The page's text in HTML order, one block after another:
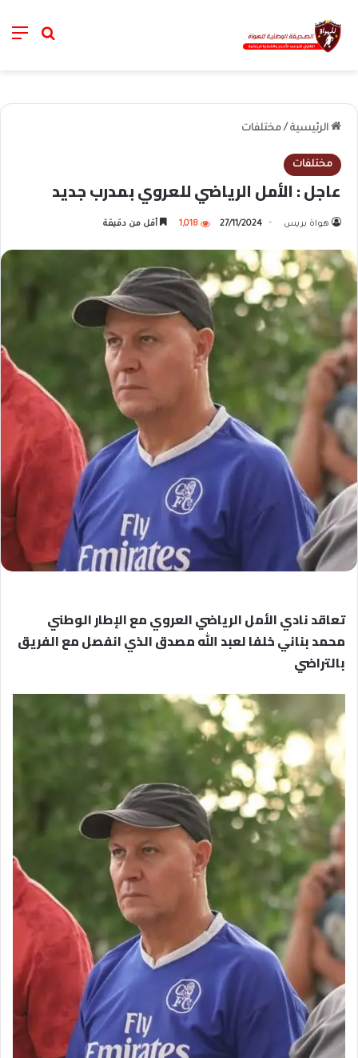
خانة
الرئيسية / مختلفات
مختلفات
عاجل : الأمل الرياضي للعروي بمدرب جديد
هواة بريس 27/11/2024
1,018 أقل من دقيقة
تعاقد نادي الأمل الرياضي العروي مع الإطار الوطني
محمد بناني خلفا لعبد الله مصدق الذي انفصل مع الفريق
بالتراضي